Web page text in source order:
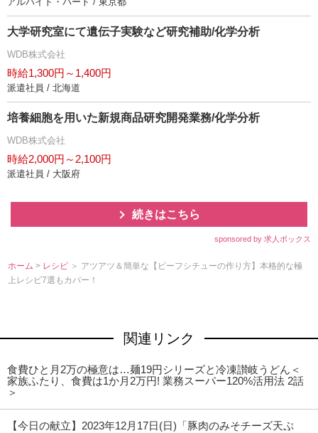
大学研究室にて遺伝子実験など研究補助/化学分析
WDB株式会社
時給1,300円～1,400円
派遣社員 / 北海道
培養細胞を用いた新規商品研究開発業務/化学分析
WDB株式会社
時給2,000円～2,100円
派遣社員 / 大阪府
続きはこちら
sponsored by 求人ボックス
ホーム > レシピ ＞ アツアツ＆簡単な【ビーフシチューの作り方】本格的な極
上レシピ7選もカバー！
関連リンク
食費ひと月2万の極意は…麺19円シリーズと冷凍讃岐うどん＜
家族ふたり、食費は1か月2万円! 業務スーパー120%活用法 2話
＞
【今日の献立】2023年12月17日(日)「豚肉のみそチーズ天ぷ